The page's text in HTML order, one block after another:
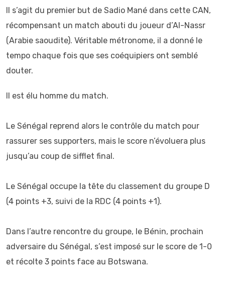
‎Il s’agit du premier but de Sadio Mané dans cette CAN,
récompensant un match abouti du joueur d’Al-Nassr
(Arabie saoudite). Véritable métronome, il a donné le
tempo chaque fois que ses coéquipiers ont semblé
douter.
Il est élu homme du match.
‎Le Sénégal reprend alors le contrôle du match pour
rassurer ses supporters, mais le score n’évoluera plus
jusqu’au coup de sifflet final.
‎Le Sénégal occupe la tête du classement du groupe D
(4 points +3, suivi de la RDC (4 points +1).
‎Dans l’autre rencontre du groupe, le Bénin, prochain
adversaire du Sénégal, s’est imposé sur le score de 1-0
et récolte 3 points face au Botswana.